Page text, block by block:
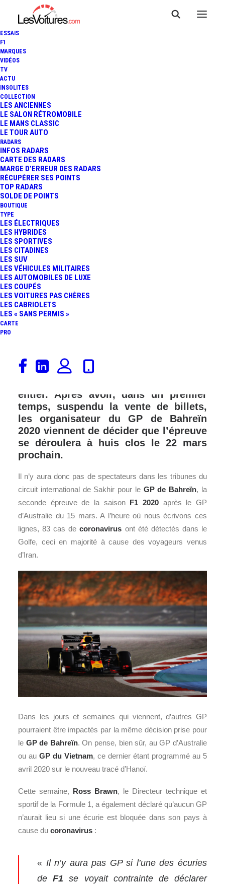
ESSAIS
F1
MARQUES
VIDÉOS
TV
ACTU
INSOLITES
COLLECTION
LES ANCIENNES
LE SALON RÉTROMOBILE
LE MANS CLASSIC
LE TOUR AUTO
RADARS
INFOS RADARS
CARTE DES RADARS
MARGE D’ERREUR DES RADARS
RÉCUPÉRER SES POINTS
TOP RADARS
SOLDE DE POINTS
BOUTIQUE
TYPE
LES ÉLECTRIQUES
LES HYBRIDES
LES SPORTIVES
LES CITADINES
LES SUV
LES VÉHICULES MILITAIRES
LES AUTOMOBILES DE LUXE
LES COUPÉS
LES VOITURES PAS CHÈRES
LES CABRIOLETS
LES « SANS PERMIS »
CARTE
PRO
F1 : HUIS CLOS POUR LE GP
DE BAHREÏN À CAUSE DU
3 Minutes
C’est la première décision qui touche
la Formule 1 à cause de l’épidémie de
entier. Après avoir, dans un premier
temps, suspendu la vente de billets,
les organisateur du GP de Bahreïn
2020 viennent de décider que l’épreuve
se déroulera à huis clos le 22 mars
prochain.
Il n’y aura donc pas de spectateurs dans les tribunes du
circuit international de Sakhir pour le GP de Bahreïn, la
seconde épreuve de la saison F1 2020 après le GP
d’Australie du 15 mars. A l’heure où nous écrivons ces
lignes, 83 cas decoronavirus ont été détectés dans le
Golfe, ceci en majorité à cause des voyageurs venus
d’Iran.
Dans les jours et semaines qui viennent, d’autres GP
pourraient être impactés par la même décision prise pour
le GP de Bahreïn. On pense, bien sûr, au GP d’Australie
ou au GP du Vietnam, ce dernier étant programmé au 5
avril 2020 sur le nouveau tracé d’Hanoï.
Cette semaine, Ross Brawn, le Directeur technique et
sportif de la Formule 1, a également déclaré qu’aucun GP
n’aurait lieu si une écurie est bloquée dans son pays à
cause du coronavirus :
« Il n’y aura pas GP si l’une des écuries
deF1 se voyait contrainte de déclarer